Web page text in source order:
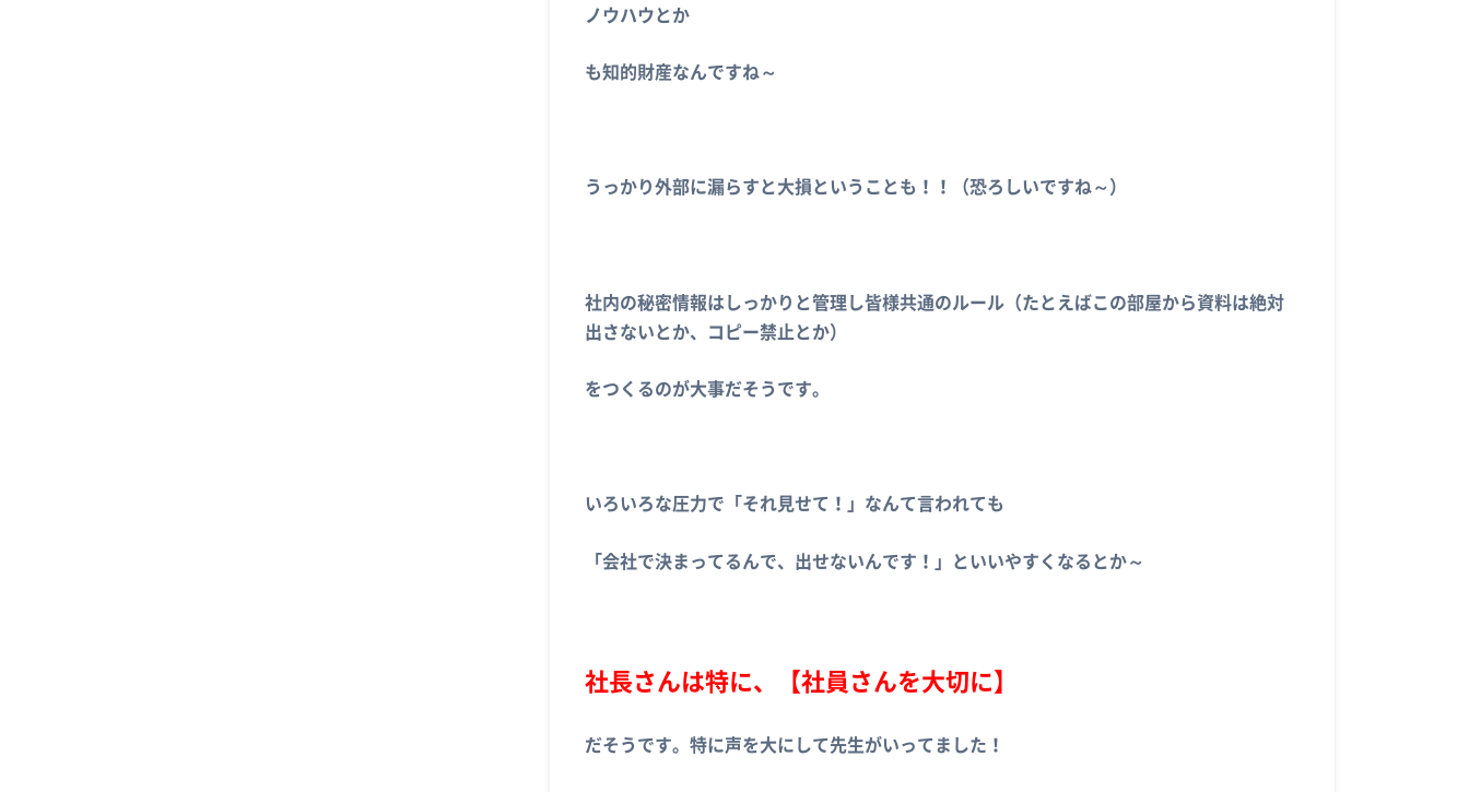
ノウハウとか
も知的財産なんですね～
うっかり外部に漏らすと大損ということも！！（恐ろしいですね～）
社内の秘密情報はしっかりと管理し皆様共通のルール（たとえばこの部屋から資料は絶対
出さないとか、コピー禁止とか）
をつくるのが大事だそうです。
いろいろな圧力で「それ見せて！」なんて言われても
「会社で決まってるんで、出せないんです！」といいやすくなるとか～
社長さんは特に、【社員さんを大切に】
だそうです。特に声を大にして先生がいってました！